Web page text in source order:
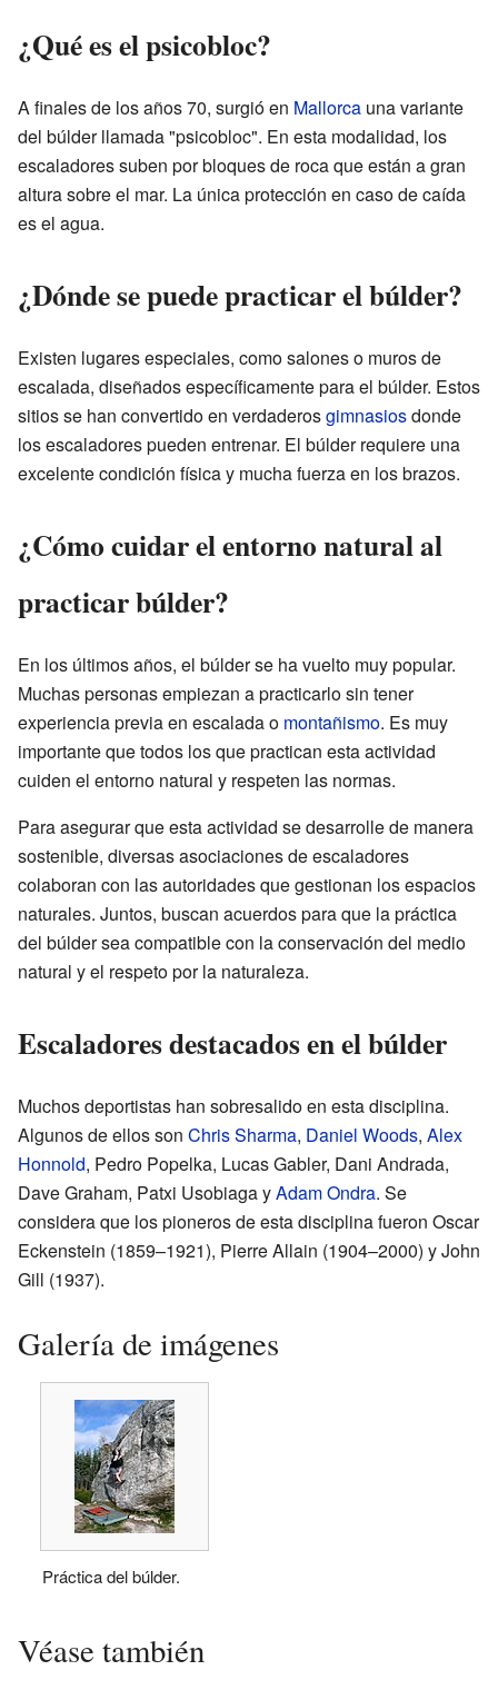
¿Qué es el psicobloc?
A finales de los años 70, surgió en Mallorca una variante
del búlder llamada "psicobloc". En esta modalidad, los
escaladores suben por bloques de roca que están a gran
altura sobre el mar. La única protección en caso de caída
es el agua.
¿Dónde se puede practicar el búlder?
Existen lugares especiales, como salones o muros de
escalada, diseñados específicamente para el búlder. Estos
sitios se han convertido en verdaderosgimnasiosdonde
los escaladores pueden entrenar. El búlder requiere una
excelente condición física y mucha fuerza en los brazos.
¿Cómo cuidar el entorno natural al
practicar búlder?
En los últimos años, el búlder se ha vuelto muy popular.
Muchas personas empiezan a practicarlo sin tener
experiencia previa en escalada o montañismo. Es muy
importante que todos los que practican esta actividad
cuiden el entorno natural y respeten las normas.
Para asegurar que esta actividad se desarrolle de manera
sostenible, diversas asociaciones de escaladores
colaboran con las autoridades que gestionan los espacios
naturales. Juntos, buscan acuerdos para que la práctica
del búlder sea compatible con la conservación del medio
natural y el respeto por la naturaleza.
Escaladores destacados en el búlder
Muchos deportistas han sobresalido en esta disciplina.
Algunos de ellos son Chris Sharma, Daniel Woods, Alex
Honnold, Pedro Popelka, Lucas Gabler, Dani Andrada,
Dave Graham, Patxi Usobiaga yAdam Ondra. Se
considera que los pioneros de esta disciplina fueron Oscar
Eckenstein (1859–1921), Pierre Allain (1904–2000) y John
Gill (1937).
Galería de imágenes
Práctica del búlder.
Véase también